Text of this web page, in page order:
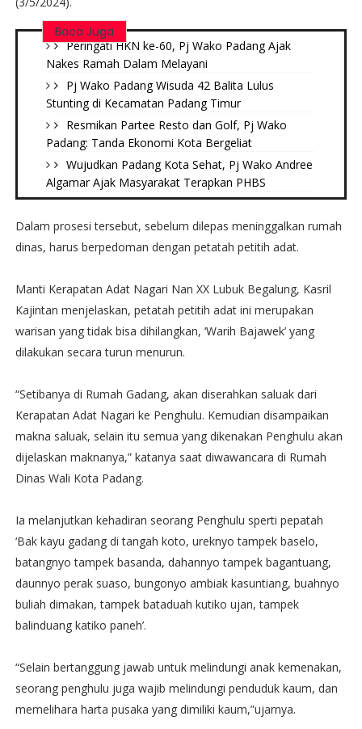
Baca Juga
Peringati HKN ke-60, Pj Wako Padang Ajak
Nakes Ramah Dalam Melayani
Pj Wako Padang Wisuda 42 Balita Lulus
Stunting di Kecamatan Padang Timur
Resmikan Partee Resto dan Golf, Pj Wako
Padang: Tanda Ekonomi Kota Bergeliat
Wujudkan Padang Kota Sehat, Pj Wako Andree
Algamar Ajak Masyarakat Terapkan PHBS
Dalam prosesi tersebut, sebelum dilepas meninggalkan rumah
dinas, harus berpedoman dengan petatah petitih adat.
Manti Kerapatan Adat Nagari Nan XX Lubuk Begalung, Kasril
Kajintan menjelaskan, petatah petitih adat ini merupakan
warisan yang tidak bisa dihilangkan, ‘Warih Bajawek’ yang
dilakukan secara turun menurun.
“Setibanya di Rumah Gadang, akan diserahkan saluak dari
Kerapatan Adat Nagari ke Penghulu. Kemudian disampaikan
makna saluak, selain itu semua yang dikenakan Penghulu akan
dijelaskan maknanya,” katanya saat diwawancara di Rumah
Dinas Wali Kota Padang.
Ia melanjutkan kehadiran seorang Penghulu sperti pepatah
‘Bak kayu gadang di tangah koto, ureknyo tampek baselo,
batangnyo tampek basanda, dahannyo tampek bagantuang,
daunnyo perak suaso, bungonyo ambiak kasuntiang, buahnyo
buliah dimakan, tampek bataduah kutiko ujan, tampek
balinduang katiko paneh’.
“Selain bertanggung jawab untuk melindungi anak kemenakan,
seorang penghulu juga wajib melindungi penduduk kaum, dan
memelihara harta pusaka yang dimiliki kaum,”ujarnya.